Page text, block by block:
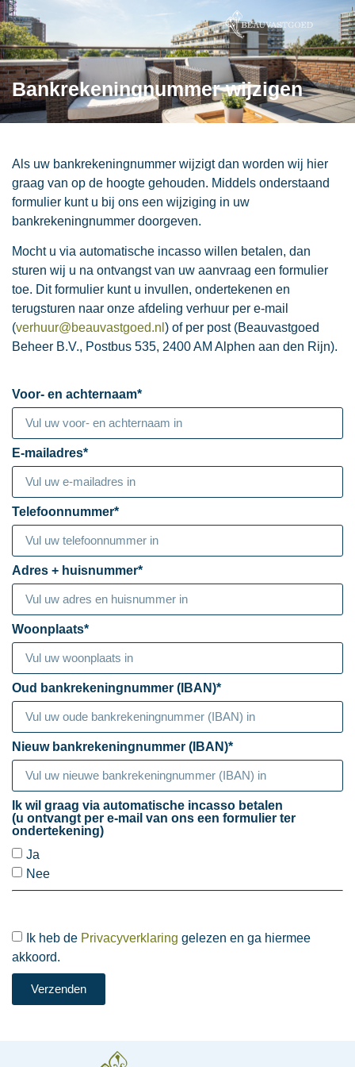
Bankrekeningnummer wijzigen
Als uw bankrekeningnummer wijzigt dan worden wij hier
graag van op de hoogte gehouden. Middels onderstaand
formulier kunt u bij ons een wijziging in uw
bankrekeningnummer doorgeven.
Mocht u via automatische incasso willen betalen, dan
sturen wij u na ontvangst van uw aanvraag een formulier
toe. Dit formulier kunt u invullen, ondertekenen en
terugsturen naar onze afdeling verhuur per e-mail
(verhuur@beauvastgoed.nl ) of per post (Beauvastgoed
Beheer B.V., Postbus 535, 2400 AM Alphen aan den Rijn).
Voor- en achternaam*
E-mailadres*
Telefoonnummer*
Adres + huisnummer*
Woonplaats*
Oud bankrekeningnummer (IBAN)*
Nieuw bankrekeningnummer (IBAN)*
Ik wil graag via automatische incasso betalen
(u ontvangt per e-mail van ons een formulier ter
ondertekening)
Ja
Nee
Ik heb de Privacyverklaring gelezen en ga hiermee
akkoord.
Verzenden